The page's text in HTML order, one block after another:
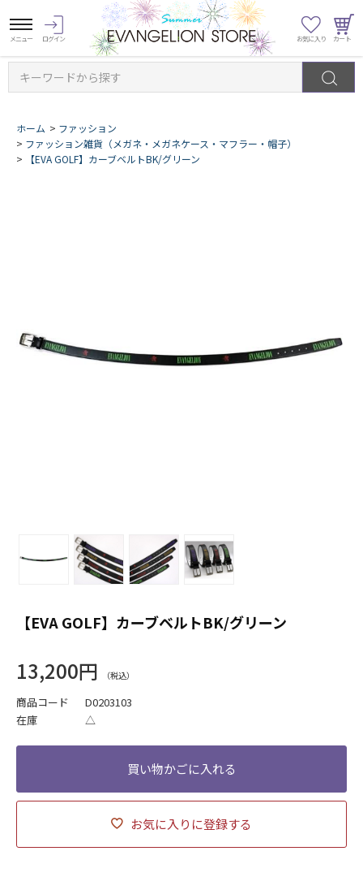
キーワードから探す
ホーム > ファッション
> ファッション雑貨（メガネ・メガネケース・マフラー・帽子）
>
【EVA GOLF】カーブベルトBK/グリーン
【EVA GOLF】カーブベルトBK/グリーン
13,200円
商品コード
D0203103
在庫
△
お気に入りに登録する